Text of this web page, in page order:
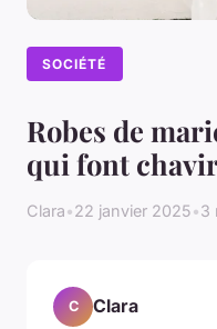
SOCIÉTÉ
Robes de
qui font
Clara•22 janvier 2025•3
C Clara